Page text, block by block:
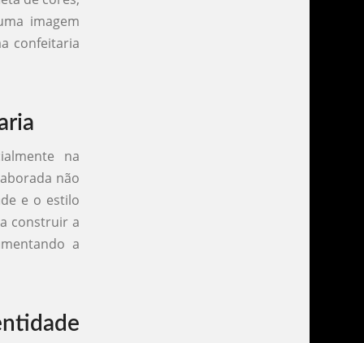
imagem
confeitaria
na
não
e o estilo
construir a
a